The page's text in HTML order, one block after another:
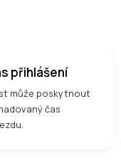
přihlášení
může poskytnout
čas